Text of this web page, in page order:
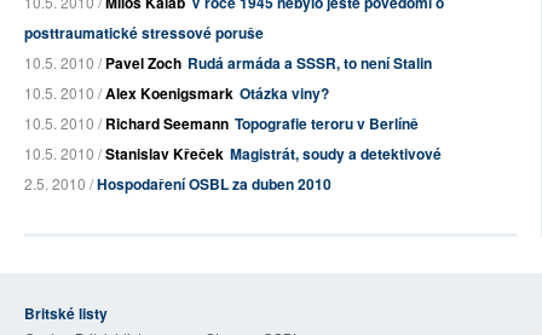
posttraumatické stressové poruše
10.5. 2010 /Pavel Zoch Rudá armáda a SSSR, to není Stalin
10.5. 2010 /Alex Koenigsmark Otázka viny?
10.5. 2010 /Richard Seemann Topografie teroru v Berlíně
10.5. 2010 /Stanislav Křeček Magistrát, soudy a detektivové
2.5. 2010 /Hospodaření OSBL za duben 2010
Britské listy